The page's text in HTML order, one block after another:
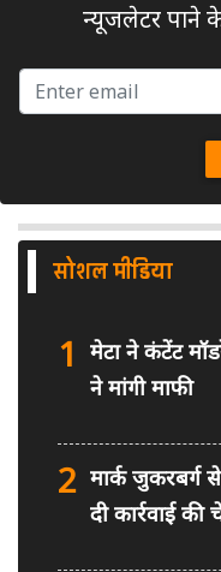
न्यूजलेटर पाने
सोशल मीडिया
1
मेटा ने कंटेंट
ने मांगी माफी
2 मार्क जुकरबर्ग
दी कार्रवाई की